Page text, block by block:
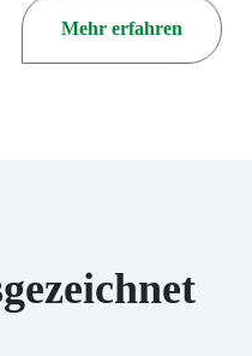
Mehr erfahren